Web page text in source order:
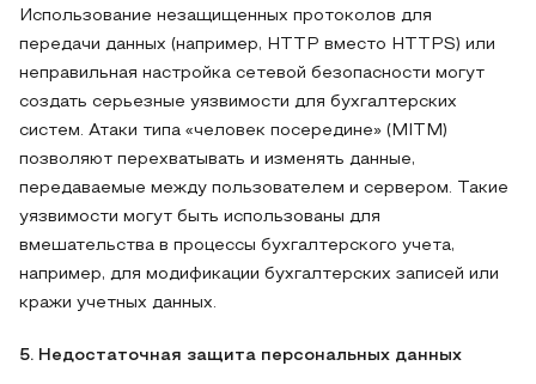
Использование незащищенных протоколов для
передачи данных (например, HTTP вместо HTTPS) или
неправильная настройка сетевой безопасности могут
создать серьезные уязвимости для бухгалтерских
систем. Атаки типа «человек посередине» (MITM)
позволяют перехватывать и изменять данные,
передаваемые между пользователем и сервером. Такие
уязвимости могут быть использованы для
вмешательства в процессы бухгалтерского учета,
например, для модификации бухгалтерских записей или
кражи учетных данных.
5. Недостаточная защита персональных данных